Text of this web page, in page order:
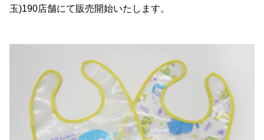
玉)190店舗にて販売開始いたします。